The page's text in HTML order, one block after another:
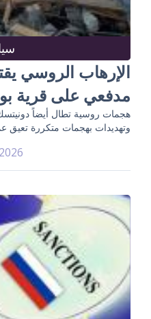
مدفعي على قرية
هجمات روسية تطال أيضاً
وتهديدات بهجمات متكررة تعيق